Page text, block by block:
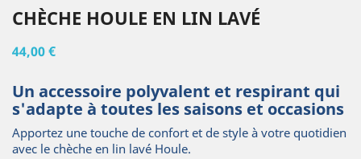
CHÈCHE HOULE EN LIN LAVÉ
44,00 €
Un accessoire polyvalent et respirant qui
s'adapte à toutes les saisons et occasions
Apportez une touche de confort et de style à votre quotidien
avec le chèche en lin lavé Houle.